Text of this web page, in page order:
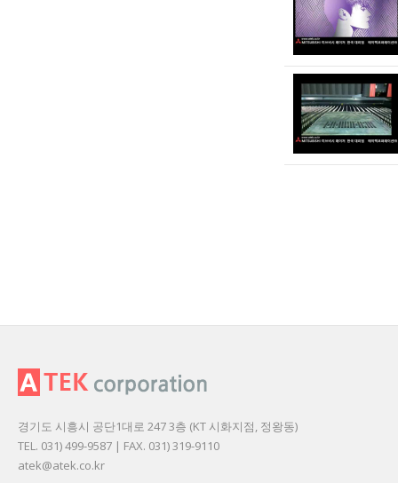
경기도 시흥시 공단1대로 247 3층 (KT 시화지점, 정왕동)
TEL. 031) 499-9587 | FAX. 031) 319-9110
atek@atek.co.kr